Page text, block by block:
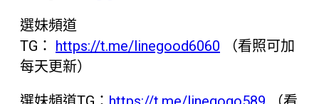
選妹頻道
TG： https://t.me/linegood6060 （看照可加
每天更新）